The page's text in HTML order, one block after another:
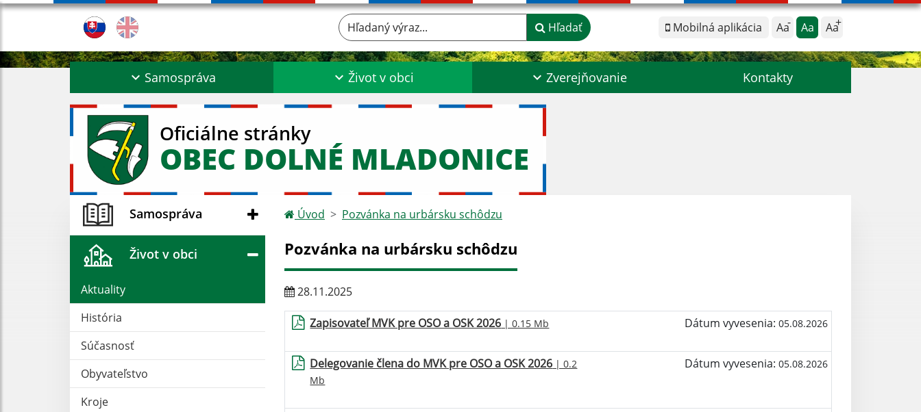
Mobilná aplikácia Aa Aa Aa
Hľadaný výraz... Hľadať
Samospráva Život v obci Zverejňovanie Kontakty
Oficiálne stránky
OBEC DOLNÉ MLADONICE
Samospráva
Život v obci
Aktuality
História
Súčasnosť
Obyvateľstvo
Kroje
Úvod Pozvánka na urbársku schôdzu
Pozvánka na urbársku schôdzu
28.11.2025
Zapisovateľ MVK pre OSO a OSK 2026 | 0.15 Mb Dátum vyvesenia: 05.08.2026
Delegovanie člena do MVK pre OSO a OSK 2026 | 0.2
Mb
Dátum vyvesenia: 05.08.2026